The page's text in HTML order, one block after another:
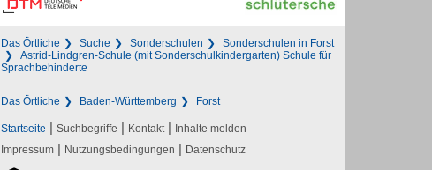
Das Örtliche Suche Sonderschulen
Sonderschulen in Forst
Astrid-Lindgren-Schule (mit Sonderschulkindergarten) Schule für
Sprachbehinderte
Das Örtliche Baden-Württemberg Forst
Startseite | Suchbegriffe | Kontakt | Inhalte melden
Impressum | Nutzungsbedingungen | Datenschutz